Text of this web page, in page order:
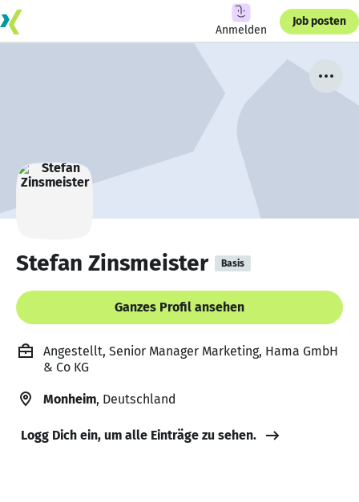
Anmelden
Job posten
Stefan Zinsmeister Basis
Ganzes Profil ansehen
Angestellt, Senior Manager Marketing, Hama GmbH
& Co KG
Monheim, Deutschland
Logg Dich ein, um alle Einträge zu sehen.